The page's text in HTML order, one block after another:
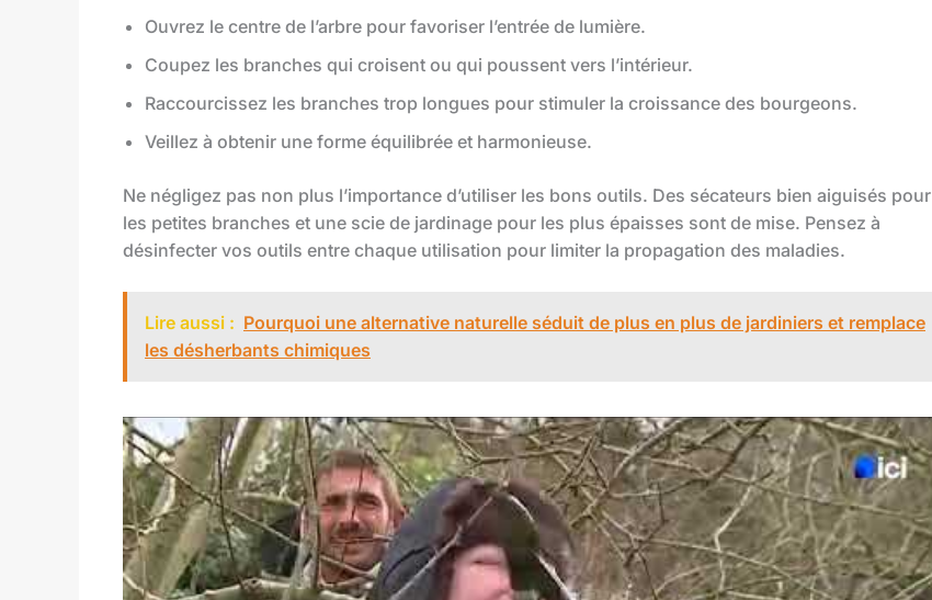
Ouvrez le centre de l’arbre pour favoriser l’entrée de lumière.
Coupez les branches qui croisent ou qui poussent vers l’intérieur.
Raccourcissez les branches trop longues pour stimuler la croissance des bourgeons.
Veillez à obtenir une forme équilibrée et harmonieuse.
Ne négligez pas non plus l’importance d’utiliser les bons outils. Des sécateurs bien aiguisés pour
les petites branches et une scie de jardinage pour les plus épaisses sont de mise. Pensez à
désinfecter vos outils entre chaque utilisation pour limiter la propagation des maladies.
Lire aussi : Pourquoi une alternative naturelle séduit de plus en plus de jardiniers et remplace
les désherbants chimiques